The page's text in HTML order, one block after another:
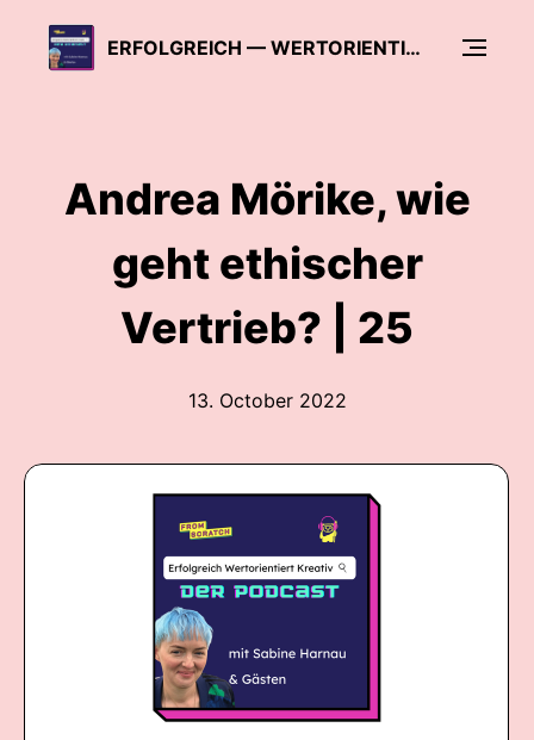
ERFOLGREICH — WERTORIENTIERT — KREATIV | WIE WIR ALS KREATIVBRANCHE DIE WELT VERBESSERN
Andrea Mörike, wie
geht ethischer
Vertrieb? | 25
13. October 2022